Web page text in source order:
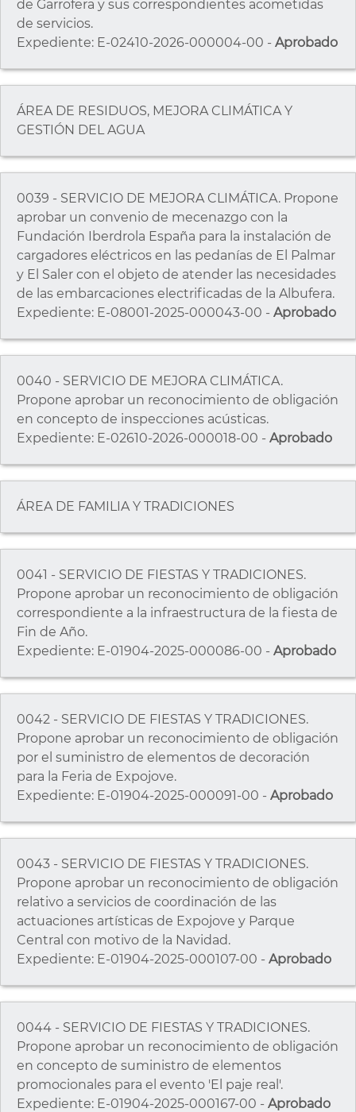
de Garrofera y sus correspondientes acometidas
de servicios.
Expediente: E-02410-2026-000004-00 - Aprobado
ÁREA DE RESIDUOS, MEJORA CLIMÁTICA Y
GESTIÓN DEL AGUA
0039 - SERVICIO DE MEJORA CLIMÁTICA. Propone
aprobar un convenio de mecenazgo con la
Fundación Iberdrola España para la instalación de
cargadores eléctricos en las pedanías de El Palmar
y El Saler con el objeto de atender las necesidades
de las embarcaciones electrificadas de la Albufera.
Expediente: E-08001-2025-000043-00 - Aprobado
0040 - SERVICIO DE MEJORA CLIMÁTICA.
Propone aprobar un reconocimiento de obligación
en concepto de inspecciones acústicas.
Expediente: E-02610-2026-000018-00 - Aprobado
ÁREA DE FAMILIA Y TRADICIONES
0041 - SERVICIO DE FIESTAS Y TRADICIONES.
Propone aprobar un reconocimiento de obligación
correspondiente a la infraestructura de la fiesta de
Fin de Año.
Expediente: E-01904-2025-000086-00 - Aprobado
0042 - SERVICIO DE FIESTAS Y TRADICIONES.
Propone aprobar un reconocimiento de obligación
por el suministro de elementos de decoración
para la Feria de Expojove.
Expediente: E-01904-2025-000091-00 - Aprobado
0043 - SERVICIO DE FIESTAS Y TRADICIONES.
Propone aprobar un reconocimiento de obligación
relativo a servicios de coordinación de las
actuaciones artísticas de Expojove y Parque
Central con motivo de la Navidad.
Expediente: E-01904-2025-000107-00 - Aprobado
0044 - SERVICIO DE FIESTAS Y TRADICIONES.
Propone aprobar un reconocimiento de obligación
en concepto de suministro de elementos
promocionales para el evento 'El paje real'.
Expediente: E-01904-2025-000167-00 - Aprobado